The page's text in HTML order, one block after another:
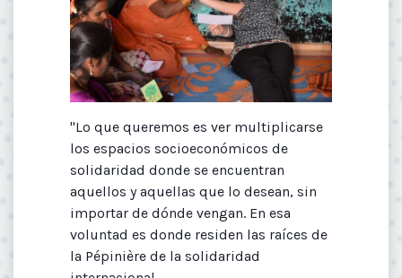
"Lo que queremos es ver multiplicarse
los espacios socioeconómicos de
solidaridad donde se encuentran
aquellos y aquellas que lo desean, sin
importar de dónde vengan. En esa
voluntad es donde residen las raíces de
la Pépinière de la solidaridad